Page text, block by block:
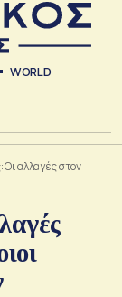
WORLD
Οι αλλαγές στον